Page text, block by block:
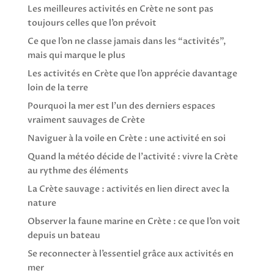
Les meilleures activités en Crète ne sont pas
toujours celles que l’on prévoit
Ce que l’on ne classe jamais dans les “activités”,
mais qui marque le plus
Les activités en Crète que l’on apprécie davantage
loin de la terre
Pourquoi la mer est l’un des derniers espaces
vraiment sauvages de Crète
Naviguer à la voile en Crète : une activité en soi
Quand la météo décide de l’activité : vivre la Crète
au rythme des éléments
La Crète sauvage : activités en lien direct avec la
nature
Observer la faune marine en Crète : ce que l’on voit
depuis un bateau
Se reconnecter à l’essentiel grâce aux activités en
mer